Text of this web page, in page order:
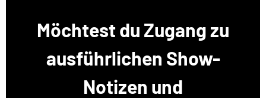
Möchtest du Zugang zu
ausführlichen Show-
Notizen und